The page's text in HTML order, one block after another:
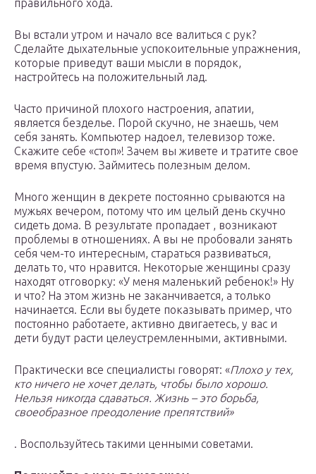
правильного хода.
Вы встали утром и начало все валиться с рук?
Сделайте дыхательные успокоительные упражнения,
которые приведут ваши мысли в порядок,
настройтесь на положительный лад.
Часто причиной плохого настроения, апатии,
является безделье. Порой скучно, не знаешь, чем
себя занять. Компьютер надоел, телевизор тоже.
Скажите себе «стоп»! Зачем вы живете и тратите свое
время впустую. Займитесь полезным делом.
Много женщин в декрете постоянно срываются на
мужьях вечером, потому что им целый день скучно
сидеть дома. В результате пропадает , возникают
проблемы в отношениях. А вы не пробовали занять
себя чем-то интересным, стараться развиваться,
делать то, что нравится. Некоторые женщины сразу
находят отговорку: «У меня маленький ребенок!» Ну
и что? На этом жизнь не заканчивается, а только
начинается. Если вы будете показывать пример, что
постоянно работаете, активно двигаетесь, у вас и
дети будут расти целеустремленными, активными.
Практически все специалисты говорят: «Плохо у тех,
кто ничего не хочет делать, чтобы было хорошо.
Нельзя никогда сдаваться. Жизнь – это борьба,
своеобразное преодоление препятствий»
. Воспользуйтесь такими ценными советами.